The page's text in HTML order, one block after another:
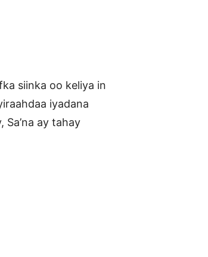
siinka oo keliya in
iyadana
ay tahay